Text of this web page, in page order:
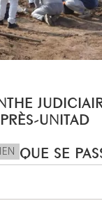
UNITAD
QUE SE